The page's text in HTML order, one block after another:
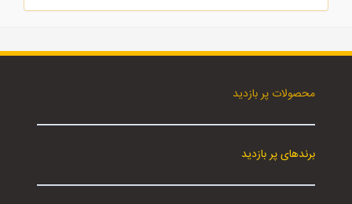
محصولات پر بازدید
برندهای پر بازدید